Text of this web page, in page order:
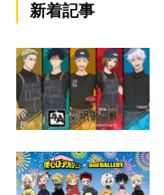
新着記事